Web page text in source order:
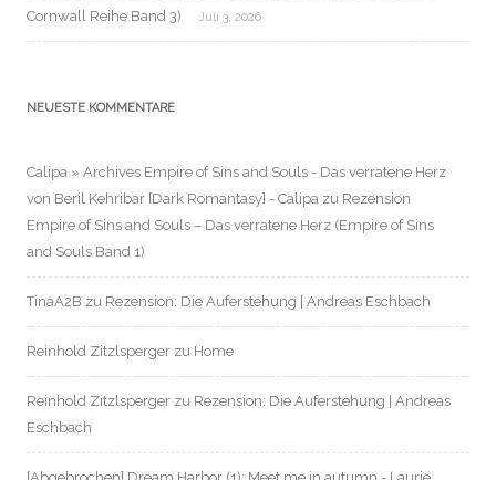
Cornwall Reihe Band 3)
Juli 3, 2026
NEUESTE KOMMENTARE
Calipa » Archives Empire of Sins and Souls - Das verratene Herz
von Beril Kehribar [Dark Romantasy] - Calipa zu Rezension
Empire of Sins and Souls – Das verratene Herz (Empire of Sins
and Souls Band 1)
TinaA2B zu Rezension: Die Auferstehung | Andreas Eschbach
Reinhold Zitzlsperger zu Home
Reinhold Zitzlsperger zu Rezension: Die Auferstehung | Andreas
Eschbach